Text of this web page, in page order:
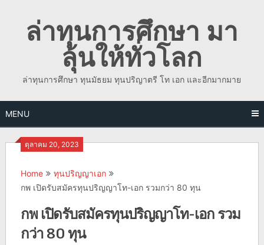
contentล่าทุนการศึกษา มา
ลุ้นให้ทั่วโลก
ล่าทุนการศึกษา ทุนมัธยม ทุนปริญาตรี โท เอก และอีกมากมาย
MENU
ตุลาคม 20, 2023
Home
ทุนปริญญาเอก
กพ เปิดรับสมัครทุนปริญญาโท-เอก รวมกว่า 80 ทุน
กพ เปิดรับสมัครทุนปริญญาโท-เอก รวม
กว่า 80 ทุน